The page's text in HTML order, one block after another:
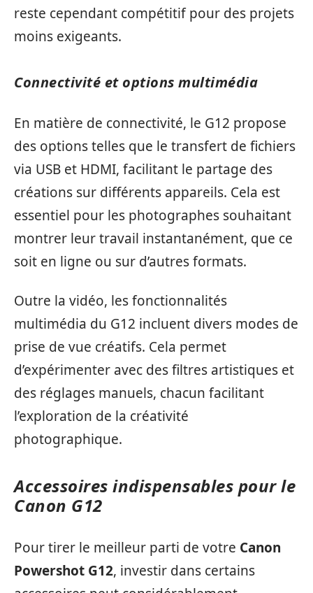
reste cependant compétitif pour des projets
moins exigeants.
Connectivité et options multimédia
En matière de connectivité, le G12 propose
des options telles que le transfert de fichiers
via USB et HDMI, facilitant le partage des
créations sur différents appareils. Cela est
essentiel pour les photographes souhaitant
montrer leur travail instantanément, que ce
soit en ligne ou sur d’autres formats.
Outre la vidéo, les fonctionnalités
multimédia du G12 incluent divers modes de
prise de vue créatifs. Cela permet
d’expérimenter avec des filtres artistiques et
des réglages manuels, chacun facilitant
l’exploration de la créativité
photographique.
Accessoires indispensables pour le
Canon G12
Pour tirer le meilleur parti de votre Canon
Powershot G12, investir dans certains